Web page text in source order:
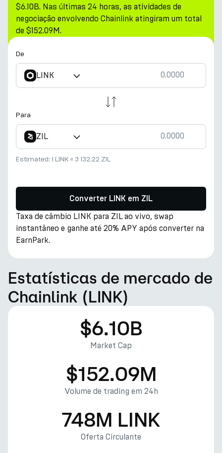
$6.10B. Nas últimas 24 horas, as atividades de
negociação envolvendo Chainlink atingiram um total
de $152.09M.
De
LINK
Para
ZIL
Estimated: 1 LINK ≈ 3 132.22 ZIL
Converter LINK em ZIL
Taxa de câmbio LINK para ZIL ao vivo, swap
instantâneo e ganhe até 20% APY após converter na
EarnPark.
Estatísticas de mercado de
Chainlink (LINK)
$6.10B
Market Cap
$152.09M
Volume de trading em 24h
748M LINK
Oferta Circulante